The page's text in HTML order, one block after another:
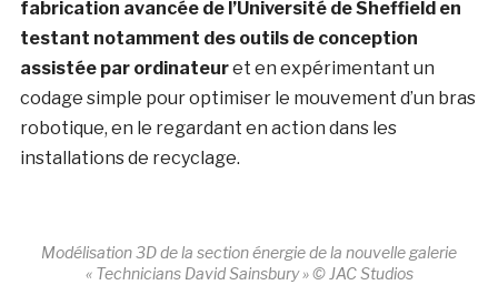
fabrication avancée de l’Université de Sheffield en
testant notamment des outils de conception
assistée par ordinateuret en expérimentant un
codage simple pour optimiser le mouvement d’un bras
robotique, en le regardant en action dans les
installations de recyclage.
Modélisation 3D de la section énergie de la nouvelle galerie
« Technicians David Sainsbury » © JAC Studios